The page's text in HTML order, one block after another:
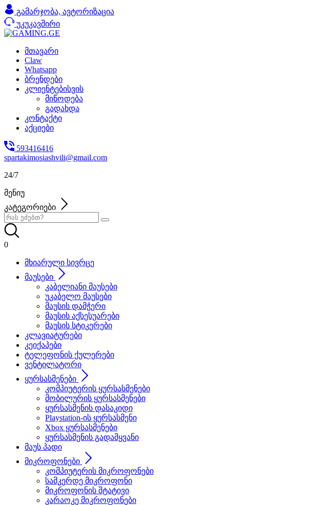
გამარჯობა, ავტორიზაცია
უკუკავშირი
მთავარი
Claw
Whatsapp
ბრენდები
კლიენტებისვის
მიწოდება
გადახდა
კონტაქტი
აქციები
593416416
spartakimosiashvili@gmail.com
24/7
მენიუ
კატეგორიები
0
მხიარული სივრცე
მაუსები
კაბელიანი მაუსები
უკაბელო მაუსები
მაუსის დამჭერი
მაუსის აქსესუარები
მაუსის სტიკერები
კლავიატურები
კეიქაპები
ტელეფონის ქულერები
ვენტილატორი
ყურსასმენები
კომპიუტერის ყურსასმენები
მობილურის ყურსასმენები
ყურსასმენის დასაკიდი
Playstation-ის ყურსასმენი
Xbox ყურსასმენები
ყურსასმენის გადამყვანი
მაუს პადი
მიკროფონები
კომპიუტერის მიკროფონები
სამკერდე მიკროფონი
მიკროფონის შტატივი
კარაოკე მიკროფონები